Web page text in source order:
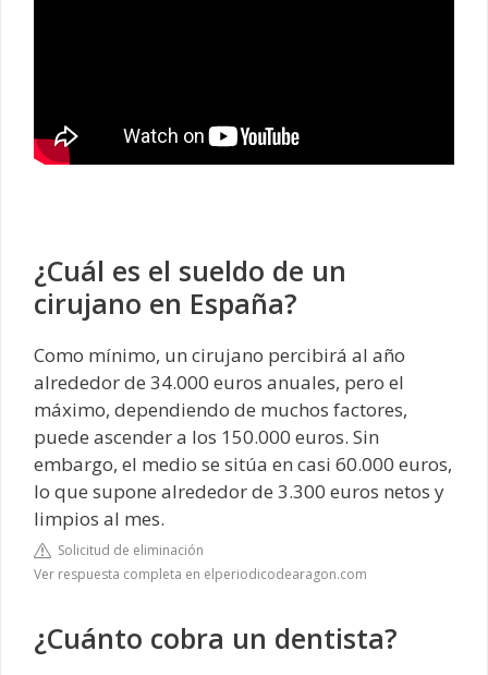
¿Cuál es el sueldo de un
cirujano en España?
Como mínimo, un cirujano percibirá al año
alrededor de 34.000 euros anuales, pero el
máximo, dependiendo de muchos factores,
puede ascender a los 150.000 euros. Sin
embargo, el medio se sitúa en casi 60.000 euros,
lo que supone alrededor de 3.300 euros netos y
limpios al mes.
Solicitud de eliminación
Ver respuesta completa en elperiodicodearagon.com
¿Cuánto cobra un dentista?